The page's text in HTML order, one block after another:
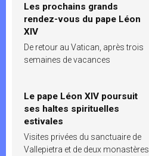
Les prochains grands
rendez-vous du pape Léon
XIV
De retour au Vatican, après trois
semaines de vacances
Le pape Léon XIV poursuit
ses haltes spirituelles
estivales
Visites privées du sanctuaire de
Vallepietra et de deux monastères